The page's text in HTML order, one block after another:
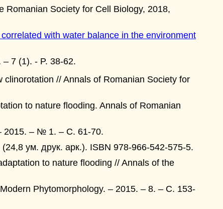
Society for Cell Biology, 2018,
with water balance in the environment
7 (1). - P. 38-62.
// Annals of Romanian Society for
to nature flooding. Annals of Romanian
– 2015. – № 1. – C. 61-70.
ум. друк. арк.). ISBN 978-966-542-575-5.
to nature flooding // Annals of the
Modern Phytomorphology. – 2015. – 8. – C. 153-